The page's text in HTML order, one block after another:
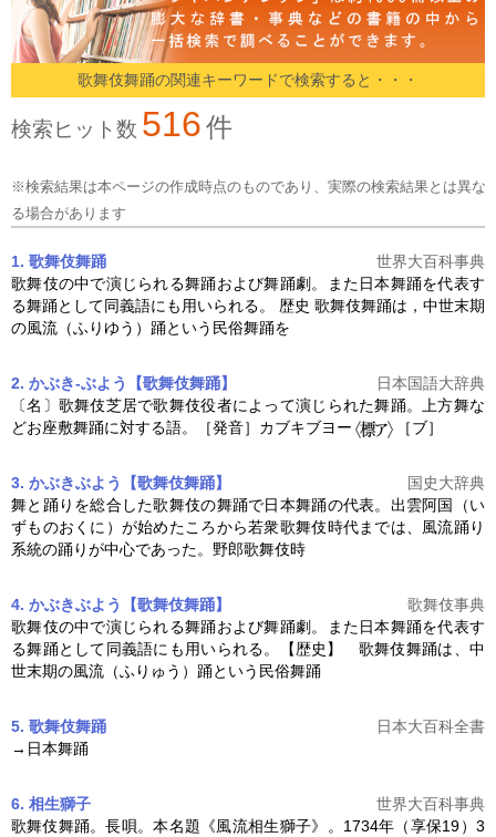
歌舞伎舞踊の関連キーワードで検索すると・・・
検索ヒット数 516件
※検索結果は本ページの作成時点のものであり、実際の検索結果とは異な
る場合があります
1. 歌舞伎舞踊
世界大百科事典
歌舞伎の中で演じられる舞踊および舞踊劇。また日本舞踊を代表す
る舞踊として同義語にも用いられる。 歴史 歌舞伎舞踊は，中世末期
の風流（ふりゆう）踊という民俗舞踊を
2. かぶき‐ぶよう【歌舞伎舞踊】
日本国語大辞典
〔名〕歌舞伎芝居で歌舞伎役者によって演じられた舞踊。上方舞な
どお座敷舞踊に対する語。［発音］カブキブヨー
［ブ］
3. かぶきぶよう【歌舞伎舞踊】
国史大辞典
舞と踊りを総合した歌舞伎の舞踊で日本舞踊の代表。出雲阿国（い
ずものおくに）が始めたころから若衆歌舞伎時代までは、風流踊り
系統の踊りが中心であった。野郎歌舞伎時
4. かぶきぶよう【歌舞伎舞踊】
歌舞伎事典
歌舞伎の中で演じられる舞踊および舞踊劇。また日本舞踊を代表す
る舞踊として同義語にも用いられる。【歴史】 歌舞伎舞踊は、中
世末期の風流（ふりゅう）踊という民俗舞踊
5. 歌舞伎舞踊
日本大百科全書
→日本舞踊
6. 相生獅子
世界大百科事典
歌舞伎舞踊。長唄。本名題《風流相生獅子》。1734年（享保19）3